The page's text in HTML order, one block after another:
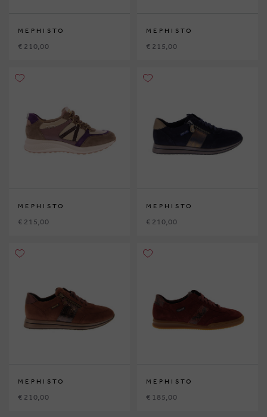
MEPHISTO
€ 210,00
MEPHISTO
€ 215,00
MEPHISTO
€ 215,00
MEPHISTO
€ 210,00
MEPHISTO
€ 210,00
MEPHISTO
€ 185,00